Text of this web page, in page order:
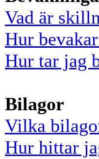
Vad är
Hur
Hur tar jag
Bilagor
Vilka
Hur hittar